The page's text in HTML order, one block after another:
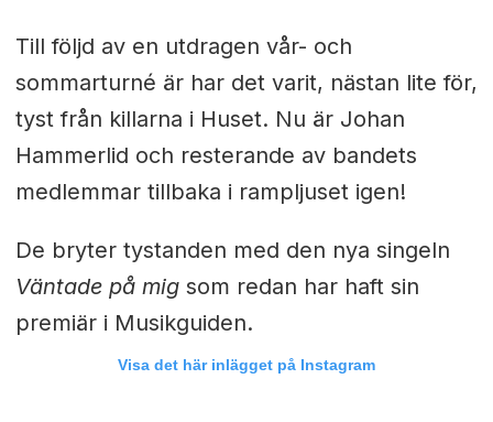
Till följd av en utdragen vår- och
sommarturné är har det varit, nästan lite för,
tyst från killarna i Huset. Nu är Johan
Hammerlid och resterande av bandets
medlemmar tillbaka i rampljuset igen!
De bryter tystanden med den nya singeln
Väntade på migsom redan har haft sin
premiär i Musikguiden.
Visa det här inlägget på Instagram